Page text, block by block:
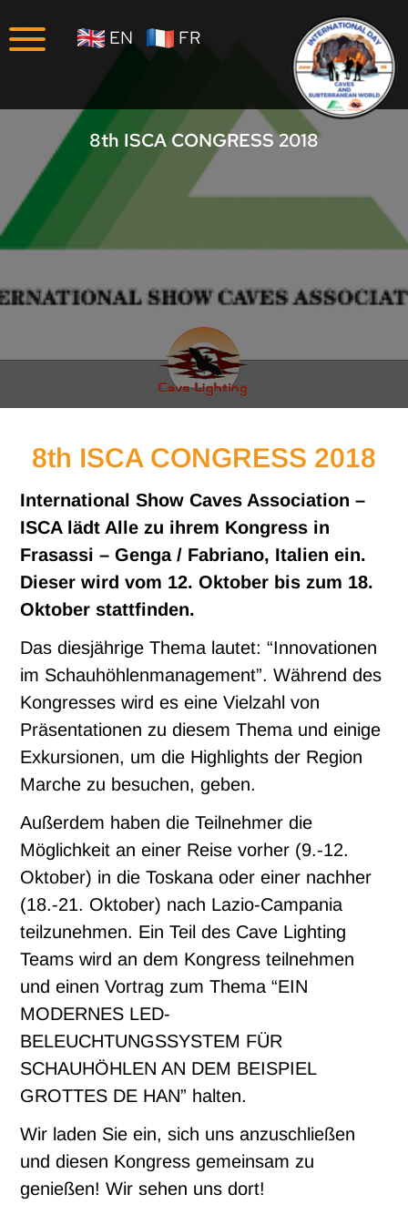
EN FR
8th ISCA CONGRESS 2018
8th ISCA CONGRESS 2018
International Show Caves Association –
ISCA lädt Alle zu ihrem Kongress in
Frasassi – Genga / Fabriano, Italien ein.
Dieser wird vom 12. Oktober bis zum 18.
Oktober stattfinden.
Das diesjährige Thema lautet: “Innovationen
im Schauhöhlenmanagement”. Während des
Kongresses wird es eine Vielzahl von
Präsentationen zu diesem Thema und einige
Exkursionen, um die Highlights der Region
Marche zu besuchen, geben.
Außerdem haben die Teilnehmer die
Möglichkeit an einer Reise vorher (9.-12.
Oktober) in die Toskana oder einer nachher
(18.-21. Oktober) nach Lazio-Campania
teilzunehmen. Ein Teil des Cave Lighting
Teams wird an dem Kongress teilnehmen
und einen Vortrag zum Thema “EIN
MODERNES LED-
BELEUCHTUNGSSYSTEM FÜR
SCHAUHÖHLEN AN DEM BEISPIEL
GROTTES DE HAN” halten.
Wir laden Sie ein, sich uns anzuschließen
und diesen Kongress gemeinsam zu
genießen! Wir sehen uns dort!